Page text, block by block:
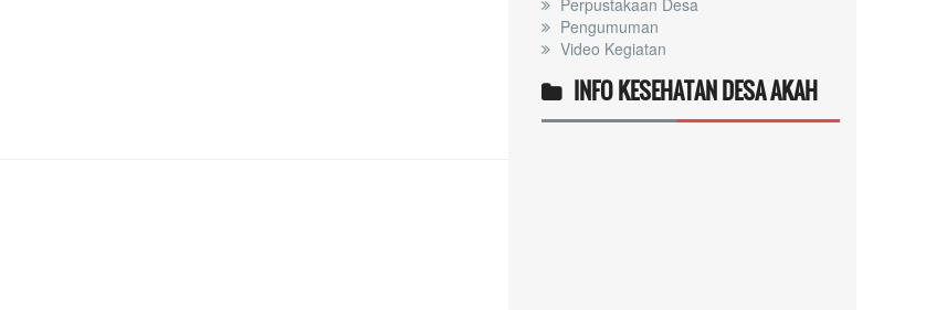
Perpustakaan Desa
Pengumuman
Video Kegiatan
INFO KESEHATAN DESA AKAH